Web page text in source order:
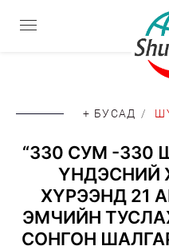
+ БУСАД /
“330 СУМ -330
ҮНДЭСНИЙ
ХҮРЭЭНД 21
ЭМЧИЙН
СОНГОН